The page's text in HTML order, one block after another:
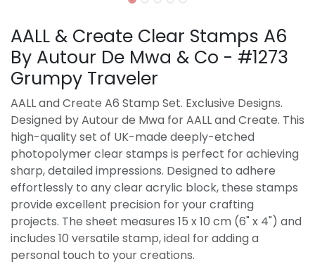
AALL & Create Clear Stamps A6
By Autour De Mwa & Co - #1273
Grumpy Traveler
AALL and Create A6 Stamp Set. Exclusive Designs.
Designed by Autour de Mwa for AALL and Create. This
high-quality set of UK-made deeply-etched
photopolymer clear stamps is perfect for achieving
sharp, detailed impressions. Designed to adhere
effortlessly to any clear acrylic block, these stamps
provide excellent precision for your crafting
projects. The sheet measures 15 x 10 cm (6" x 4") and
includes 10 versatile stamp, ideal for adding a
personal touch to your creations.